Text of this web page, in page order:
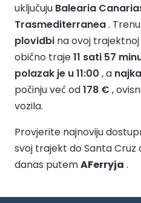
uključuju Balearia
Trasmediterranea.
plovidbi na ovoj trajektnoj
obično traje11 sati 57
polazak je u 11:00 , a
počinju već od178 € ,
vozila.
Provjerite najnoviju
svoj trajekt do Santa Cruz
danas putemAFerryja .